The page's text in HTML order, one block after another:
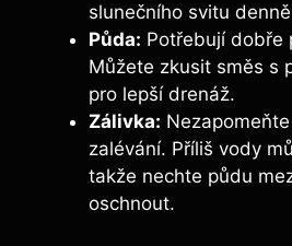
slunečního svitu
Půda: Potřebují dobře
Můžete zkusit směs s
pro lepší drenáž.
Zálivka:
zalévání. Příliš vody
takže nechte půdu
oschnout.